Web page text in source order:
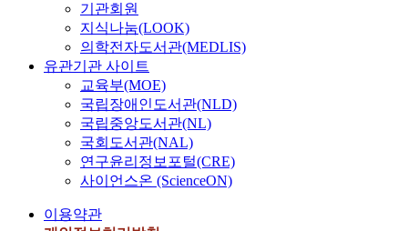
기관회원
지식나눔(LOOK)
의학전자도서관(MEDLIS)
유관기관 사이트
교육부(MOE)
국립장애인도서관(NLD)
국립중앙도서관(NL)
국회도서관(NAL)
연구윤리정보포털(CRE)
사이언스온 (ScienceON)
이용약관